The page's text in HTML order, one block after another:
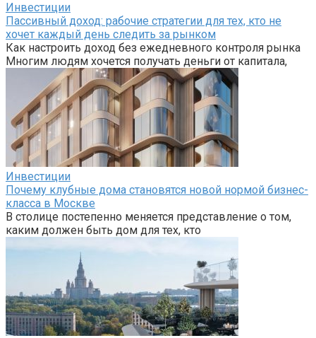
Инвестиции
Пассивный доход: рабочие стратегии для тех, кто не
хочет каждый день следить за рынком
Как настроить доход без ежедневного контроля рынка
Многим людям хочется получать деньги от капитала,
Инвестиции
Почему клубные дома становятся новой нормой бизнес-
класса в Москве
В столице постепенно меняется представление о том,
каким должен быть дом для тех, кто